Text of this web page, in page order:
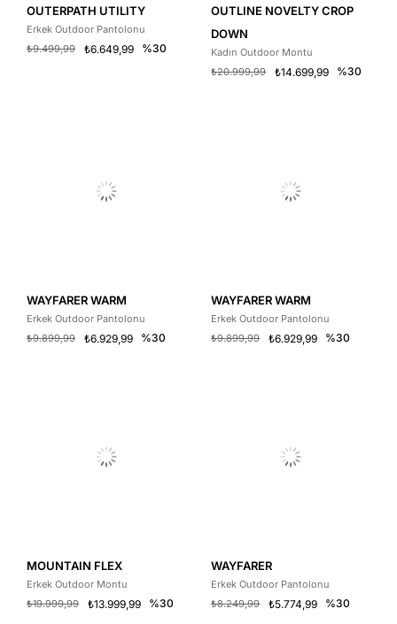
OUTERPATH UTILITY
Erkek Outdoor Pantolonu
₺6.649,99
₺9.499,99 %30
OUTLINE NOVELTY CROP
DOWN
Kadın Outdoor Montu
₺14.699,99
₺20.999,99 %30
WAYFARER WARM
Erkek Outdoor Pantolonu
₺6.929,99
₺9.899,99 %30
WAYFARER WARM
Erkek Outdoor Pantolonu
₺6.929,99
₺9.899,99 %30
MOUNTAIN FLEX
Erkek Outdoor Montu
₺13.999,99
₺19.999,99 %30
WAYFARER
Erkek Outdoor Pantolonu
₺5.774,99
₺8.249,99 %30